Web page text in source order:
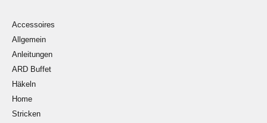
Accessoires
Allgemein
Anleitungen
ARD Buffet
Häkeln
Home
Stricken